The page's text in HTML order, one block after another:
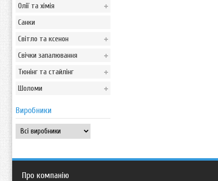
Олії та хімія
Санки
Світло та ксенон
Свічки запалювання
Тюнінг та стайлінг
Шоломи
Виробники
Про компанію